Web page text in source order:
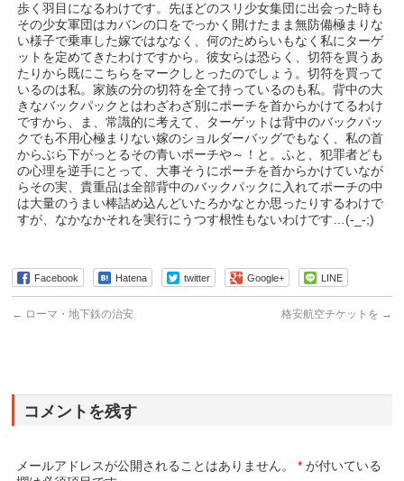
歩く羽目になるわけです。先ほどのスリ少女集団に出会った時も
その少女軍団はカバンの口をでっかく開けたまま無防備極まりな
い様子で乗車した嫁ではななく、何のためらいもなく私にターゲ
ットを定めてきたわけですから。彼女らは恐らく、切符を買うあ
たりから既にこちらをマークしとったのでしょう。切符を買って
いるのは私。家族の分の切符を全て持っているのも私。背中の大
きなバックパックとはわざわざ別にポーチを首からかけてるわけ
ですから、ま、常識的に考えて、ターゲットは背中のバックパッ
クでも不用心極まりない嫁のショルダーバッグでもなく、私の首
からぶら下がっとるその青いポーチや～！と。ふと、犯罪者ども
の心理を逆手にとって、大事そうにポーチを首からかけていなが
らその実、貴重品は全部背中のバックパックに入れてポーチの中
は大量のうまい棒詰め込んどいたろかなとか思ったりするわけで
すが、なかなかそれを実行にうつす根性もないわけです…(-_-;)
Facebook Hatena twitter Google+ LINE
← ローマ・地下鉄の治安 格安航空チケットを →
コメントを残す
メールアドレスが公開されることはありません。 * が付いている